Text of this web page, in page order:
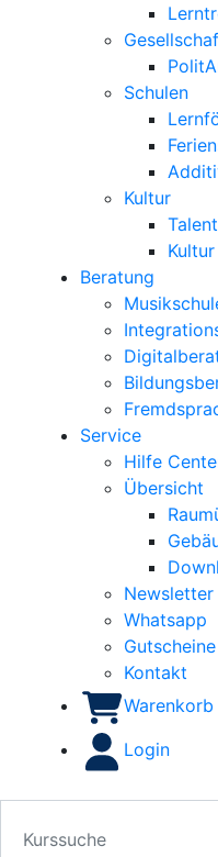
Schulen
Kultur
Beratung
Service
Hilfe
Übersicht
Newsletter
Whatsapp
Gutscheine
Kontakt
Warenkorb
Login